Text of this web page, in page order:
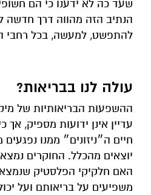
שעד כה לא ידענו כי הם
הנתיב הזה מהווה דרך חדשה
להתפשט, למעשה, בכל רחבי
עולה לנו בבריאות?
ההשפעות הבריאותיות של
עדיין אינן ידועות מספיק, אך
חיים ה״ניזונים״ ממנו נפגעים
יוצאים מהכלל. החוקרים
האם חלקיקי הפלסטיק
משפיעים על בריאותם ועל